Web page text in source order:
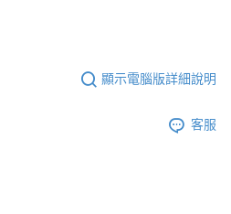
顯示電腦版詳細說明
客服